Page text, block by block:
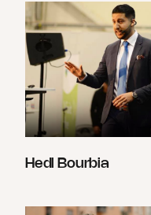
Hedl Bourbia